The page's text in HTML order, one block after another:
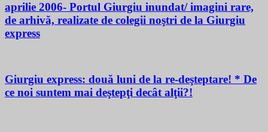
aprilie 2006- Portul Giurgiu inundat/ imagini rare,
de arhivă, realizate de colegii noştri de la Giurgiu
express
Giurgiu express: două luni de la re-deşteptare! * De
ce noi suntem mai deştepţi decât alţii?!